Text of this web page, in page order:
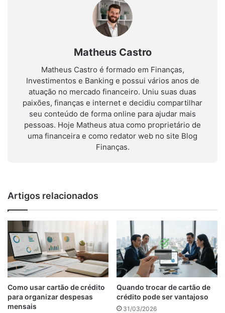
Matheus Castro
Matheus Castro é formado em Finanças,
Investimentos e Banking e possui vários anos de
atuação no mercado financeiro. Uniu suas duas
paixões, finanças e internet e decidiu compartilhar
seu conteúdo de forma online para ajudar mais
pessoas. Hoje Matheus atua como proprietário de
uma financeira e como redator web no site Blog
Finanças.
Artigos relacionados
Como usar cartão de crédito
para organizar despesas
mensais
Quando trocar de cartão de
crédito pode ser vantajoso
31/03/2026